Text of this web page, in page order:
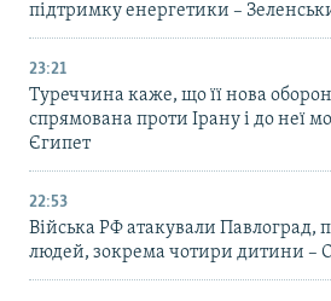
підтримку енергетики –
23:21
Туреччина каже, що її нова
спрямована проти Ірану і до неї
Єгипет
22:53
Війська РФ атакували Павлоград,
людей, зокрема чотири дитини –